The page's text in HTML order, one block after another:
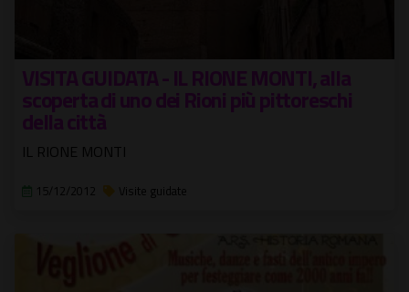
VISITA GUIDATA - IL RIONE MONTI, alla
scoperta di uno dei Rioni più pittoreschi
della città
IL RIONE MONTI
15/12/2012 Visite guidate